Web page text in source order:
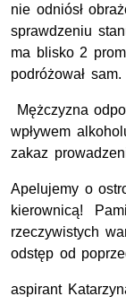
nie odniósł
sprawdzeniu
ma blisko 2
podróżował sam.
Mężczyzna
wpływem
zakaz
Apelujemy o
kierownicą!
rzeczywistych
odstęp od
aspirant